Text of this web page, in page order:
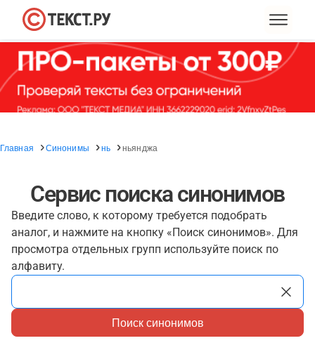
Главная Синонимы нь ньянджа
Сервис поиска синонимов
Введите слово, к которому требуется подобрать
аналог, и нажмите на кнопку «Поиск синонимов». Для
просмотра отдельных групп используйте поиск по
алфавиту.
Поиск синонимов